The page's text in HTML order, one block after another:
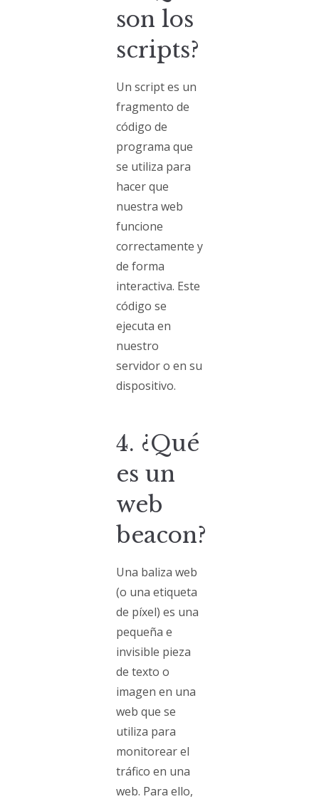
son los
scripts?
Un script es un
fragmento de
código de
programa que
se utiliza para
hacer que
nuestra web
funcione
correctamente y
de forma
interactiva. Este
código se
ejecuta en
nuestro
servidor o en su
dispositivo.
4. ¿Qué
es un
web
beacon?
Una baliza web
(o una etiqueta
de píxel) es una
pequeña e
invisible pieza
de texto o
imagen en una
web que se
utiliza para
monitorear el
tráfico en una
web. Para ello,